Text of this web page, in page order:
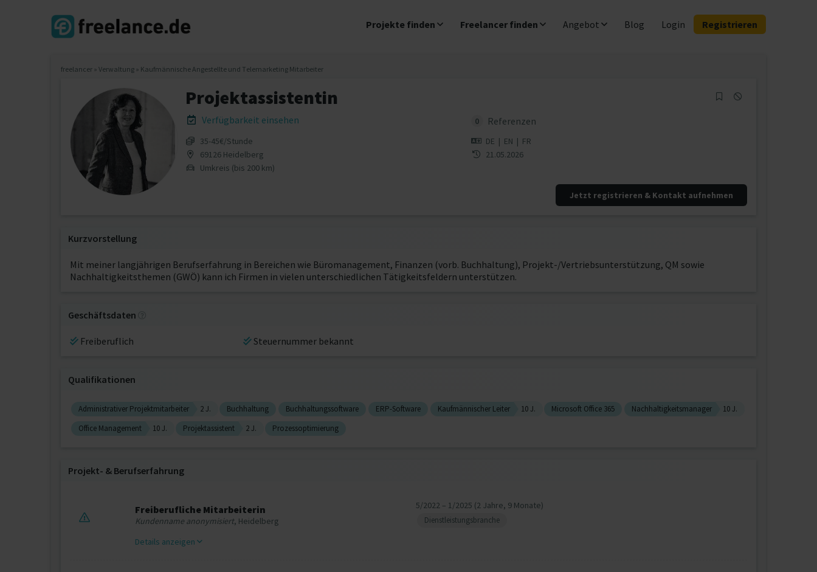
Projekte finden Freelancer finden Angebot Blog Login Registrieren
freelancer » Verwaltung » Kaufmännische Angestellte und Telemarketing Mitarbeiter
Projektassistentin
Verfügbarkeit einsehen 0 Referenzen
35‐45€/Stunde
69126 Heidelberg
Umkreis (bis 200 km)
DE | EN | FR
21.05.2026
Jetzt registrieren & Kontakt aufnehmen
Kurzvorstellung
Mit meiner langjährigen Berufserfahrung in Bereichen wie Büromanagement, Finanzen (vorb. Buchhaltung), Projekt-/Vertriebsunterstützung, QM sowie
Nachhaltigkeitsthemen (GWÖ) kann ich Firmen in vielen unterschiedlichen Tätigkeitsfeldern unterstützen.
Geschäftsdaten
Freiberuflich Steuernummer bekannt
Qualifikationen
Administrativer Projektmitarbeiter 2 J. Buchhaltung Buchhaltungssoftware ERP-Software Kaufmännischer Leiter 10 J. Microsoft Office 365 Nachhaltigkeitsmanager
10 J.
Office Management
10 J. Projektassistent 2 J. Prozessoptimierung
Projekt‐ & Berufserfahrung
Freiberufliche Mitarbeiterin
Kundenname anonymisiert, Heidelberg
5/2022 – 1/2025 (2 Jahre, 9 Monate)
Dienstleistungsbranche
Details anzeigen